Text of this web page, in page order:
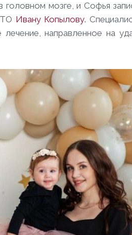
головном мозге, и Софья
Ивану Копылову.
лечение, направленное на